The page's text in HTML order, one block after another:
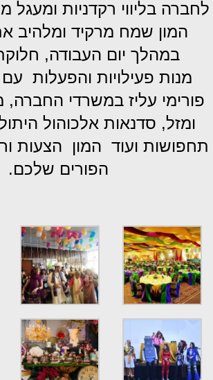
לחברה בליווי רקדניות ומעגל
המון שמח מרקיד ומלהיב
במהלך יום העבודה,
מנות פעילויות והפעלות עם
פורימי עליז במשרדי
ומזל, סדנאות אלכוהול
תחפושות ועוד המון הצעות
הפורים שלכם.